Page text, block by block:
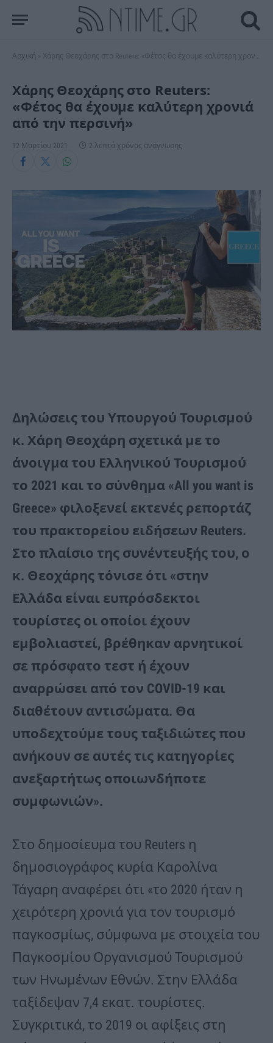
Αρχική Χάρης Θεοχάρης στο Reuters: «Φέτος θα έχουμε καλύτερη χρονιά από την περσινή»
Χάρης Θεοχάρης στο Reuters:
«Φέτος θα έχουμε καλύτερη χρονιά
από την περσινή»
12 Μαρτίου 2021 2 λεπτά χρόνος ανάγνωσης
Δηλώσεις του Υπουργού Τουρισμού
κ. Χάρη Θεοχάρη σχετικά με το
άνοιγμα του Ελληνικού Τουρισμού
το 2021 και το σύνθημα «All you want is
Greece» φιλοξενεί εκτενές ρεπορτάζ
του πρακτορείου ειδήσεων Reuters.
Στο πλαίσιο της συνέντευξής του, ο
κ. Θεοχάρης τόνισε ότι «στην
Ελλάδα είναι ευπρόσδεκτοι
τουρίστες οι οποίοι έχουν
εμβολιαστεί, βρέθηκαν αρνητικοί
σε πρόσφατο τεστ ή έχουν
αναρρώσει από τον COVID-19 και
διαθέτουν αντισώματα. Θα
υποδεχτούμε τους ταξιδιώτες που
ανήκουν σε αυτές τις κατηγορίες
ανεξαρτήτως οποιωνδήποτε
συμφωνιών».
Στο δημοσίευμα του Reuters η
δημοσιογράφος κυρία Καρολίνα
Τάγαρη αναφέρει ότι «το 2020 ήταν η
χειρότερη χρονιά για τον τουρισμό
παγκοσμίως, σύμφωνα με στοιχεία του
Παγκοσμίου Οργανισμού Τουρισμού
των Ηνωμένων Εθνών. Στην Ελλάδα
ταξίδεψαν 7,4 εκατ. τουρίστες.
Συγκριτικά, το 2019 οι αφίξεις στη